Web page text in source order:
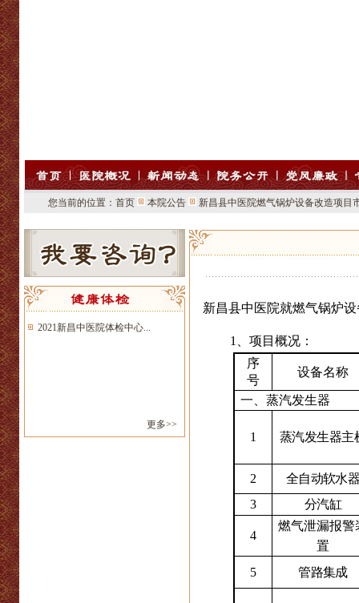
您当前的位置： 首页 本院公告 新昌县中医院燃气锅炉设备改造项目
2021新昌中医院体检中心...
更多>>
新昌县中医院就燃气锅炉
1
、项目概况：
序
号
设备名称
一、蒸汽发生器
1 蒸汽发生器主
2
全自动软水
3
分汽缸
4
燃气泄漏报警
置
5
管路集成